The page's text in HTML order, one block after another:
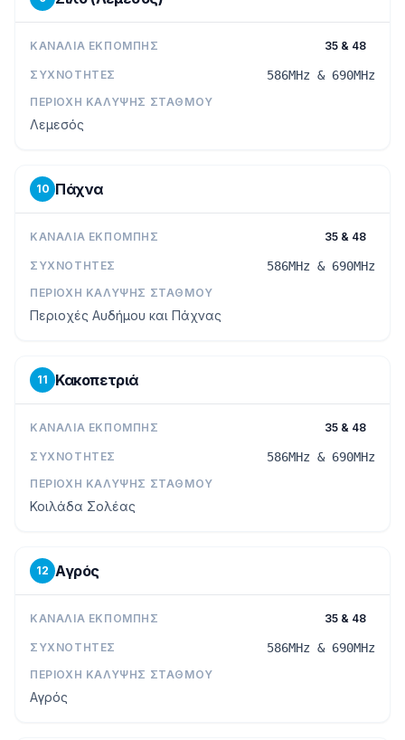
ΚΑΝΆΛΙΑ ΕΚΠΟΜΠΉΣ 35 & 48
ΣΥΧΝΌΤΗΤΕΣ 586MHz & 690MHz
ΠΕΡΙΟΧΉ ΚΆΛΥΨΗΣ ΣΤΑΘΜΟΎ
Λεμεσός
10 Πάχνα
ΚΑΝΆΛΙΑ ΕΚΠΟΜΠΉΣ 35 & 48
ΣΥΧΝΌΤΗΤΕΣ 586MHz & 690MHz
ΠΕΡΙΟΧΉ ΚΆΛΥΨΗΣ ΣΤΑΘΜΟΎ
Περιοχές Αυδήμου και Πάχνας
11 Κακοπετριά
ΚΑΝΆΛΙΑ ΕΚΠΟΜΠΉΣ 35 & 48
ΣΥΧΝΌΤΗΤΕΣ 586MHz & 690MHz
ΠΕΡΙΟΧΉ ΚΆΛΥΨΗΣ ΣΤΑΘΜΟΎ
Κοιλάδα Σολέας
12 Αγρός
ΚΑΝΆΛΙΑ ΕΚΠΟΜΠΉΣ 35 & 48
ΣΥΧΝΌΤΗΤΕΣ 586MHz & 690MHz
ΠΕΡΙΟΧΉ ΚΆΛΥΨΗΣ ΣΤΑΘΜΟΎ
Αγρός